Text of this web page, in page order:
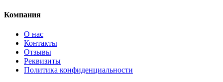
Компания
О нас
Контакты
Отзывы
Реквизиты
Политика конфиденциальности